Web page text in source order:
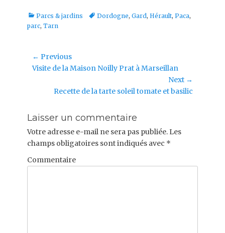
Categories
Parcs & jardins TagsDordogne, Gard, Hérault, Paca,
parc, Tarn
Navigation
de
← Previous
Previous
Visite de la Maison Noilly Prat à Marseillan
Next →
Recette de la tarte soleil tomate et basilic
Laisser un commentaire
Votre adresse e-mail ne sera pas publiée. Les
champs obligatoires sont indiqués avec *
Commentaire